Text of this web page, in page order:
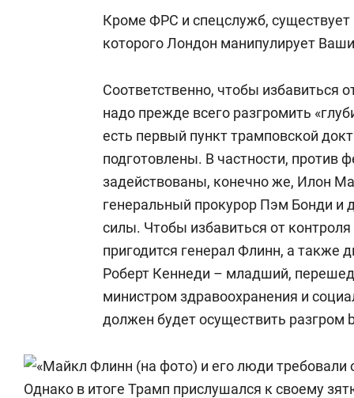
Кроме ФРС и спецслужб,
которого Лондон манипулирует
Соответственно, чтобы избавиться
надо прежде всего разгромить
есть первый пункт трамповской
подготовлены. В частности, против
задействованы, конечно же, Илон
генеральный прокурор Пэм Бонди и
силы. Чтобы избавиться от
пригодится генерал Флинн, а также
Роберт Кеннеди – младший,
министром здравоохранения и
должен будет осуществить разгром